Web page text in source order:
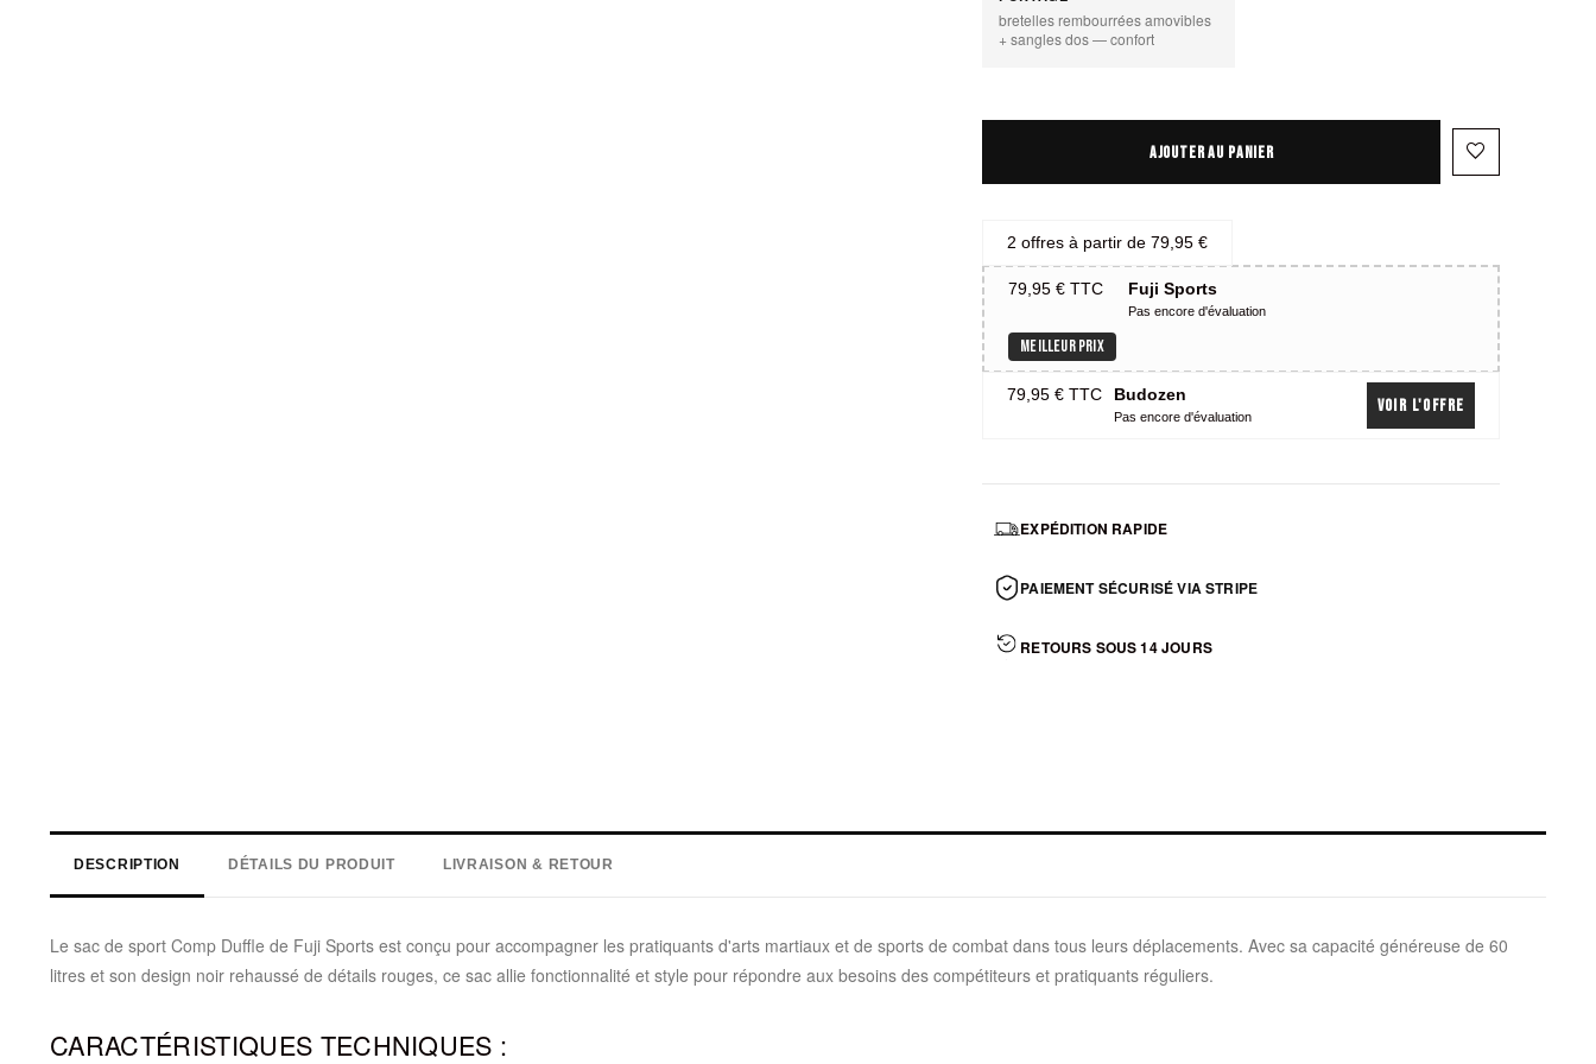
bretelles rembourrées amovibles
+ sangles dos — confort
AJOUTER AU PANIER favorite_border
2 offres à partir de79,95 €
79,95 € TTC
MEILLEUR PRIX
Fuji Sports
Pas encore d'évaluation
79,95 € TTC Budozen
Pas encore d'évaluation
Voir l'offre
EXPÉDITION RAPIDE
PAIEMENT SÉCURISÉ VIA STRIPE
RETOURS SOUS 14 JOURS
DESCRIPTION DÉTAILS DU PRODUIT LIVRAISON & RETOUR
Le sac de sport Comp Duffle de Fuji Sports est conçu pour accompagner les pratiquants d'arts martiaux et de sports de combat dans tous leurs déplacements. Avec sa capacité généreuse de 60
litres et son design noir rehaussé de détails rouges, ce sac allie fonctionnalité et style pour répondre aux besoins des compétiteurs et pratiquants réguliers.
CARACTÉRISTIQUES TECHNIQUES :